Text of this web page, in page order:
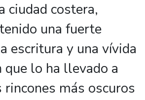
ciudad costera,
una fuerte
escritura y una vívida
que lo ha llevado a
más oscuros